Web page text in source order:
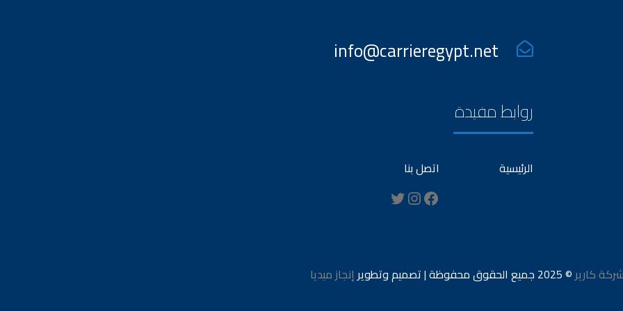
info@carrieregypt.net
روابط مفيدة
اتصل بنا الرئيسية
Facebook
Instagram
Twitter
كارير © 2025 جميع الحقوق محفوظة | تصميم وتطوير إنجاز ميديا